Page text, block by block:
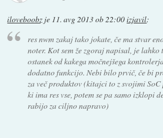
iloveboobz je 11. avg 2013 ob 22:00izjavil:
res nwm zakaj tako jokate, če ma stvar
noter. Kot sem že zgoraj napisal, je
ostanek od kakega močnejšega
dodatno funkcijo. Nebi bilo prvič, če bi
za več produktov (kitajci to z svojimi SoC
ki ima res vse, potem se pa samo izklopi
rabijo za ciljno napravo)